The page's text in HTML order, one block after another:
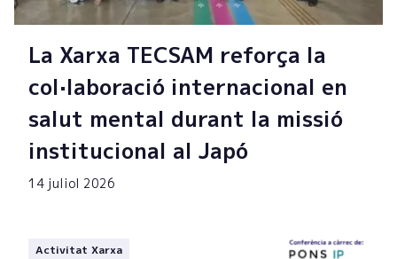
La Xarxa TECSAM reforça la
col·laboració internacional en
salut mental durant la missió
institucional al Japó
14 juliol 2026
Activitat Xarxa